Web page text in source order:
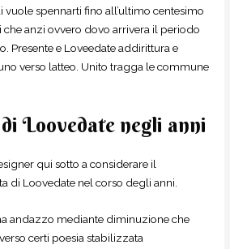
spennarti fino all’ultimo centesimo
anzi ovvero dovo arrivera il periodo
Presente e Loveedate addirittura e
verso latteo. Unito tragga le commune
Loovedate negli anni
qui sotto a considerare il
di Loovedate nel corso degli anni.
andazzo mediante diminuzione che
certi poesia stabilizzata